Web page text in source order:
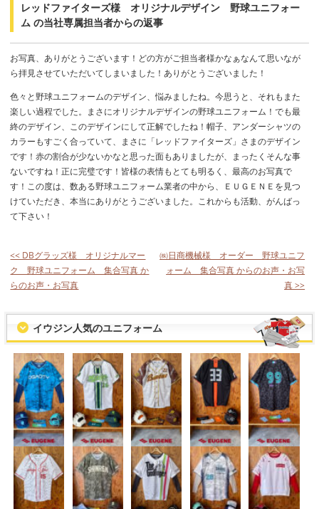
レッドファイターズ様 オリジナルデザイン 野球ユニフォー
ム の当社専属担当者からの返事
お写真、ありがとうございます！どの方がご担当者様かなぁなんて思いなが
ら拝見させていただいてしまいました！ありがとうございました！
色々と野球ユニフォームのデザイン、悩みましたね。今思うと、それもまた
楽しい過程でした。まさにオリジナルデザインの野球ユニフォーム！でも最
終のデザイン、このデザインにして正解でしたね！帽子、アンダーシャツの
カラーもすごく合っていて、まさに「レッドファイターズ」さまのデザイン
です！赤の割合が少ないかなと思った面もありましたが、まったくそんな事
ないですね！正に完璧です！皆様の表情もとても明るく、最高のお写真で
す！この度は、数ある野球ユニフォーム業者の中から、ＥＵＧＥＮＥを見つ
けていただき、本当にありがとうございました。これからも活動、がんばっ
て下さい！
<< DBグラッズ様 オリジナルマー
ク 野球ユニフォーム 集合写真 か
らのお声・お写真
㈱日商機械様 オーダー 野球ユニフ
ォーム 集合写真 からのお声・お写
真 >>
イウジン人気のユニフォーム